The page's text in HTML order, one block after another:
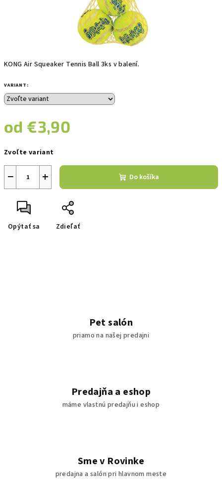
KONG Air Squeaker Tennis Ball 3ks v balení.
VARIANT:
od €3,90
cena:
Zvoľte variant
+
− Do košíka
Opýtať sa Zdieľať
Pet salón
priamo na našej predajni
Predajňa a eshop
máme vlastnú predajňu i eshop
Sme v Rovinke
predajna a salón pri hlavnom meste